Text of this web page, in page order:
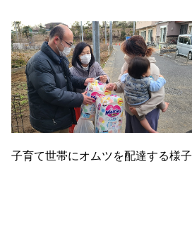
子育て世帯にオムツを配達する様子